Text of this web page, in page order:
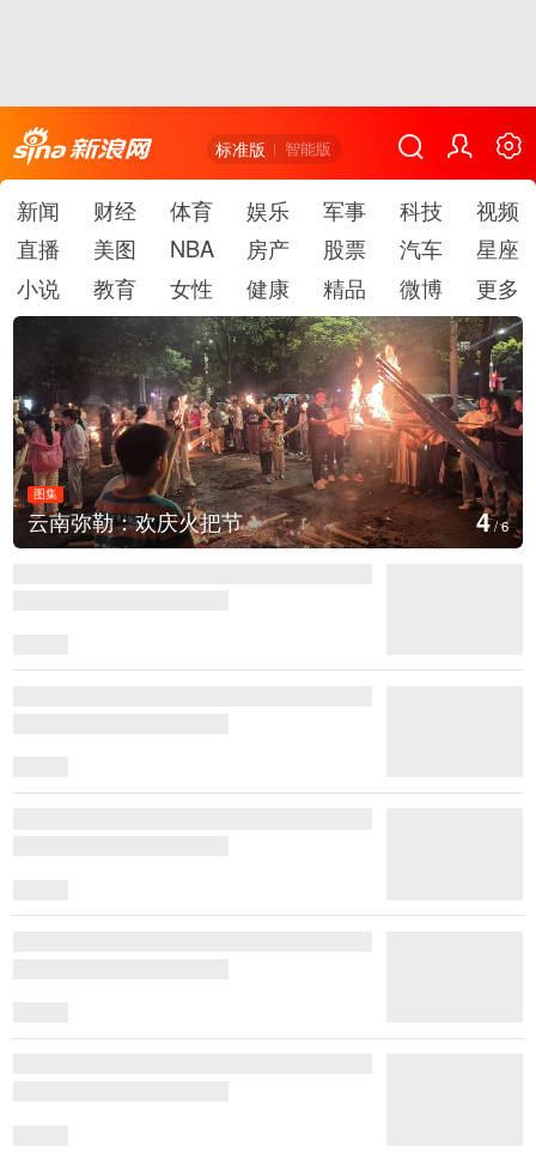
标准版 智能版
新闻 财经 体育 娱乐 军事 科技
视频
直播
美图 NBA 房产 股票 汽车
星座
小说
教育 女性 健康 精品 微博 更多
图集
云南弥勒：欢庆火把节 4/6